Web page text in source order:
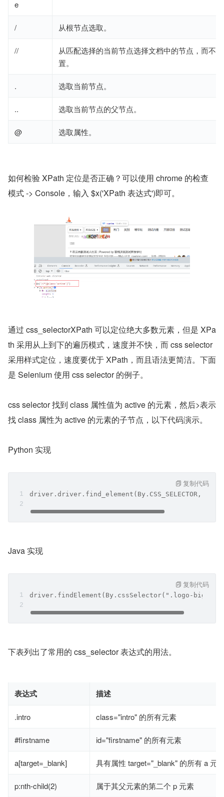
e
/ 从根节点选取。
//
从匹配选择的当前节点选择文档中的节点，而不
置。
. 选取当前节点。
.. 选取当前节点的父节点。
@ 选取属性。
如何检验 XPath 定位是否正确？可以使用 chrome 的检查
模式 -> Console，输入 $x('XPath 表达式')即可。
通过 css_selectorXPath 可以定位绝大多数元素，但是 XPa
th 采用从上到下的遍历模式，速度并不快，而 css selector
采用样式定位，速度要优于 XPath，而且语法更简洁。下面
是 Selenium 使用 css selector 的例子。
css selector 找到 class 属性值为 active 的元素，然后>表示
找 class 属性为 active 的元素的子节点，以下代码演示。
Python 实现
复制代码
Java 实现
driver.findElement(By.cssSelector(".logo-big"));
复制代码
下表列出了常用的 css_selector 表达式的用法。
表达式 描述
.intro class="intro" 的所有元素
#firstname id="firstname" 的所有元素
a[target=_blank] 具有属性 target="_blank" 的所有 a 元
p:nth-child(2) 属于其父元素的第二个 p 元素